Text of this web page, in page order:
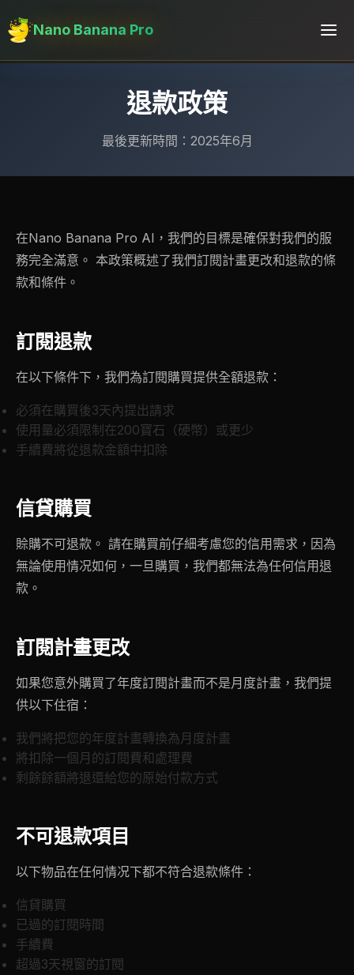
Nano Banana Pro
退款政策
最後更新時間：2025年6月
在Nano Banana Pro AI，我們的目標是確保對我們的服
務完全滿意。 本政策概述了我們訂閱計畫更改和退款的條
款和條件。
訂閱退款
在以下條件下，我們為訂閱購買提供全額退款：
必須在購買後3天內提出請求
使用量必須限制在200寶石（硬幣）或更少
手續費將從退款金額中扣除
信貸購買
賒購不可退款。 請在購買前仔細考慮您的信用需求，因為
無論使用情况如何，一旦購買，我們都無法為任何信用退
款。
訂閱計畫更改
如果您意外購買了年度訂閱計畫而不是月度計畫，我們提
供以下住宿：
我們將把您的年度計畫轉換為月度計畫
將扣除一個月的訂閱費和處理費
剩餘餘額將退還給您的原始付款方式
不可退款項目
以下物品在任何情况下都不符合退款條件：
信貸購買
已過的訂閱時間
手續費
超過3天視窗的訂閱